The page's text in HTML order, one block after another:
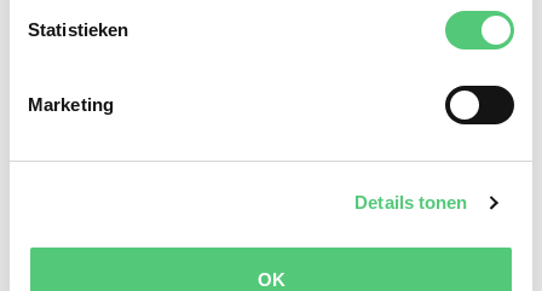
Statistieken
Marketing
Details tonen
OK
voor meer motivatie en (zelf)vertrouwen, maar het
draagt ook bij aan het succes van de behandeling.
“Ik durf veel beter hardop te lezen in de klas. Ik
Weten waar je aan toe bent